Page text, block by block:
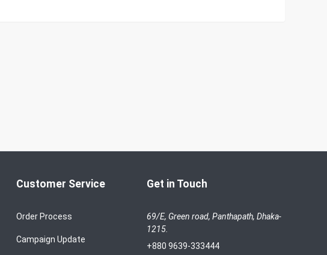
Customer Service
Order Process
Campaign Update
Get in Touch
69/E, Green road, Panthapath, Dhaka-
1215.
+880 9639-333444